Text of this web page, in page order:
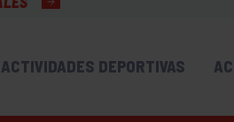
ACTIVIDADES DEPORTIVAS